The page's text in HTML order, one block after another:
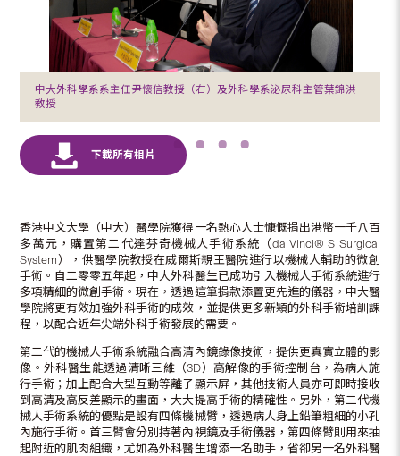
中大外科學系系主任尹懷信教授（右）及外科學系泌尿科主管葉錦洪
教授
香港中文大學（中大）醫學院獲得一名熱心人士慷慨捐出港幣一千八百
多萬元，購置第二代達芬奇機械人手術系統（da Vinci® S Surgical
System），供醫學院教授在威爾斯親王醫院進行以機械人輔助的微創
手術。自二零零五年起，中大外科醫生已成功引入機械人手術系統進行
多項精細的微創手術。現在，透過這筆捐款添置更先進的儀器，中大醫
學院將更有效加強外科手術的成效，並提供更多新穎的外科手術培訓課
程，以配合近年尖端外科手術發展的需要。
第二代的機械人手術系統融合高清內鏡錄像技術，提供更真實立體的影
像。外科醫生能透過清晰三維（3D）高解像的手術控制台，為病人施
行手術；加上配合大型互動等離子顯示屏，其他技術人員亦可即時接收
到高清及高反差顯示的畫面，大大提高手術的精確性。另外，第二代機
械人手術系統的優點是設有四條機械臂，透過病人身上鉛筆粗細的小孔
內施行手術。首三臂會分別持著內視鏡及手術儀器，第四條臂則用來抽
起附近的肌肉組織，尤如為外科醫生增添一名助手，省卻另一名外科醫